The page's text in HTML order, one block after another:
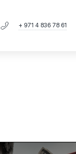
+ 971 4 836 78 61